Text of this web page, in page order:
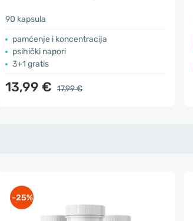
90 kapsula
pamćenje i koncentracija
psihički napori
3+1 gratis
13,99 € 17,99 €
-25%